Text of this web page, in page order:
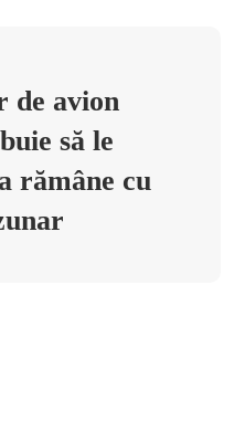
de avion
să le
rămâne cu